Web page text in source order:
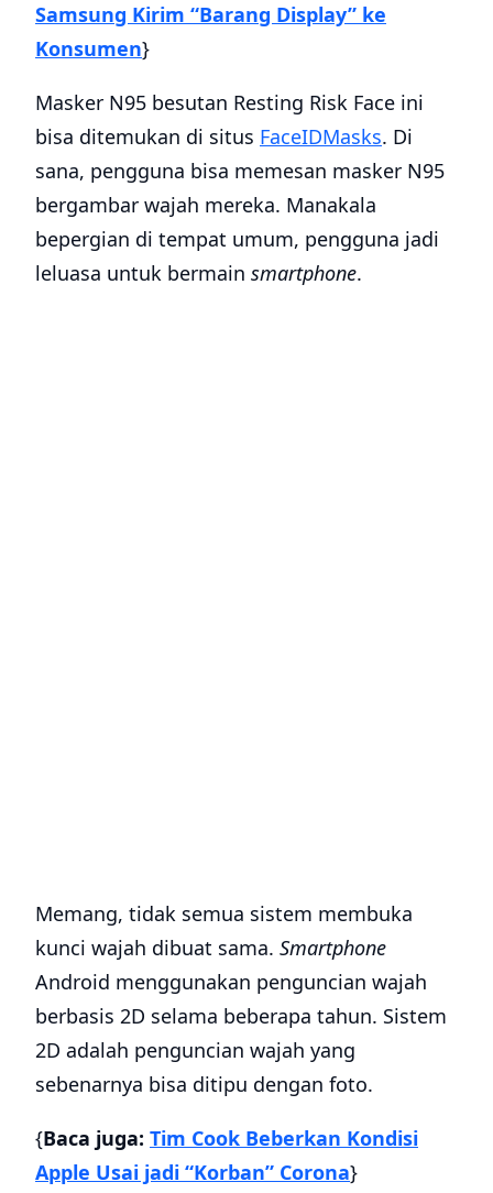
Samsung Kirim “Barang Display” ke
Konsumen}
Masker N95 besutan Resting Risk Face ini
bisa ditemukan di situs FaceIDMasks. Di
sana, pengguna bisa memesan masker N95
bergambar wajah mereka. Manakala
bepergian di tempat umum, pengguna jadi
leluasa untuk bermain smartphone.
Memang, tidak semua sistem membuka
kunci wajah dibuat sama. Smartphone
Android menggunakan penguncian wajah
berbasis 2D selama beberapa tahun. Sistem
2D adalah penguncian wajah yang
sebenarnya bisa ditipu dengan foto.
{Baca juga: Tim Cook Beberkan Kondisi
Apple Usai jadi “Korban” Corona}